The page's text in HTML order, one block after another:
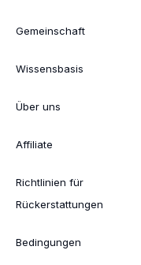
Gemeinschaft
Wissensbasis
Über uns
Affiliate
Richtlinien für
Rückerstattungen
Bedingungen